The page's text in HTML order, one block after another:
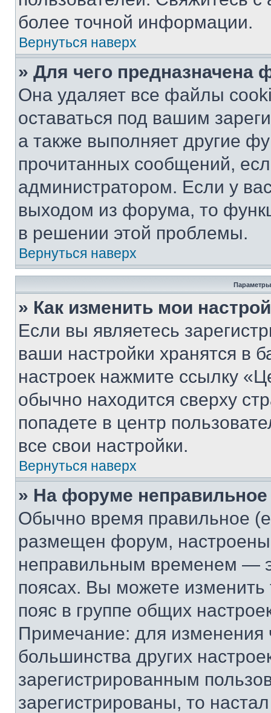
более точной информации.
Вернуться наверх
» Для чего предназначена
Она удаляет все файлы
оставаться под вашим
а также выполняет другие
прочитанных сообщений,
администратором. Если у
выходом из форума, то
в решении этой проблемы.
Вернуться наверх
Параметры
» Как изменить мои
Если вы являетесь
ваши настройки хранятся в
настроек нажмите ссылку
обычно находится сверху
попадете в центр
все свои настройки.
Вернуться наверх
» На форуме
Обычно время правильное
размещен форум, настроены
неправильным временем —
поясах. Вы можете изменить
пояс в группе общих
Примечание: для изменения
большинства других
зарегистрированным
зарегистрированы, то